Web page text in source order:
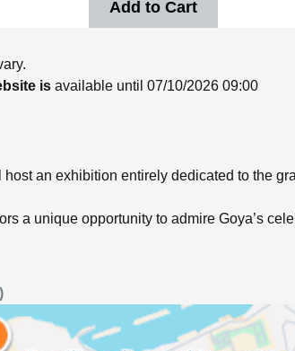
is available until 07/10/2026 09:00
an exhibition entirely dedicated to the
a unique opportunity to admire Goya’s